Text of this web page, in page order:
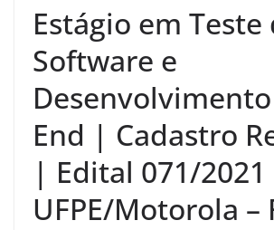
Estágio em Teste
Software e
End | Cadastro
| Edital 071/
UFPE/Motorola –